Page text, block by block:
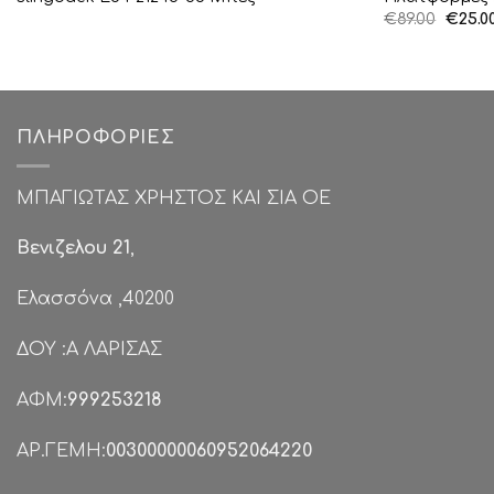
€89.00 €
ΠΛΗΡΟΦΟΡΊΕΣ
ΜΠΑΓΙΩΤΑΣ ΧΡΗΣΤΟΣ ΚΑΙ ΣΙΑ ΟΕ
Βενιζελου 21,
Ελασσόνα ,40200
ΔΟΥ :Α ΛΑΡΙΣΑΣ
ΑΦΜ:999253218
ΑΡ.ΓΕΜΗ:00300000060952064220